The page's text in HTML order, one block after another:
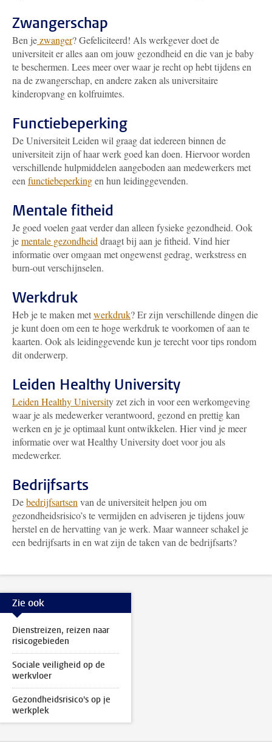
Zwangerschap
Ben jezwanger? Gefeliciteerd! Als werkgever doet de
universiteit er alles aan om jouw gezondheid en die van je baby
te beschermen. Lees meer over waar je recht op hebt tijdens en
na de zwangerschap, en andere zaken als universitaire
kinderopvang en kolfruimtes.
Functiebeperking
De Universiteit Leiden wil graag dat iedereen binnen de
universiteit zijn of haar werk goed kan doen. Hiervoor worden
verschillende hulpmiddelen aangeboden aan medewerkers met
een functiebeperkingen hun leidinggevenden.
Mentale fitheid
Je goed voelen gaat verder dan alleen fysieke gezondheid. Ook
jementale gezondheid draagt bij aan je fitheid. Vind hier
informatie over omgaan met ongewenst gedrag, werkstress en
burn-out verschijnselen.
Werkdruk
Heb je te maken metwerkdruk? Er zijn verschillende dingen die
je kunt doen om een te hoge werkdruk te voorkomen of aan te
kaarten. Ook als leidinggevende kun je terecht voor tips rondom
dit onderwerp.
Leiden Healthy University
Leiden Healthy University zet zich in voor een werkomgeving
waar je als medewerker verantwoord, gezond en prettig kan
werken en je je optimaal kunt ontwikkelen. Hier vind je meer
informatie over wat Healthy University doet voor jou als
medewerker.
Bedrijfsarts
Debedrijfsartsen van de universiteit helpen jou om
gezondheidsrisico’s te vermijden en adviseren je tijdens jouw
herstel en de hervatting van je werk. Maar wanneer schakel je
een bedrijfsarts in en wat zijn de taken van de bedrijfsarts?
Zie ook
Dienstreizen, reizen naar
risicogebieden
Sociale veiligheid op de
werkvloer
Gezondheidsrisico's op je
werkplek